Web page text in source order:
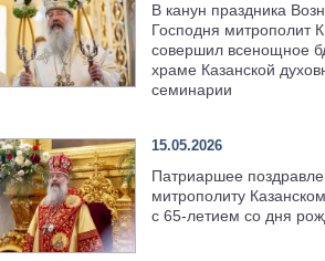
В канун праздника
Господня митрополит
совершил всенощное
храме Казанской
семинарии
15.05.2026
Патриаршее
митрополиту
с 65-летием со дня